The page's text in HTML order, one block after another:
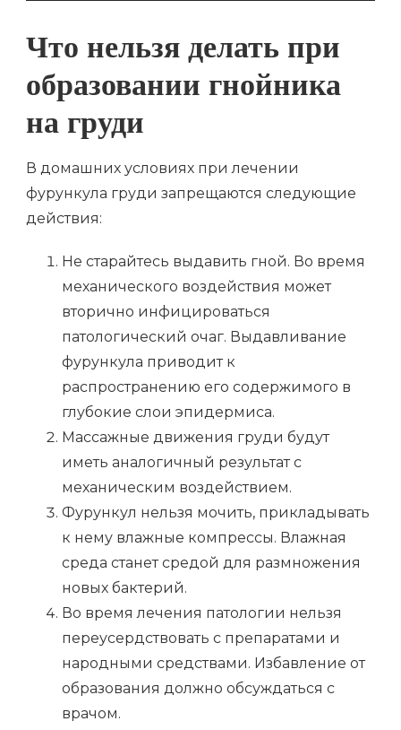
Что нельзя делать при
образовании гнойника
на груди
В домашних условиях при лечении
фурункула груди запрещаются следующие
действия:
Не старайтесь выдавить гной. Во время
механического воздействия может
вторично инфицироваться
патологический очаг. Выдавливание
фурункула приводит к
распространению его содержимого в
глубокие слои эпидермиса.
Массажные движения груди будут
иметь аналогичный результат с
механическим воздействием.
Фурункул нельзя мочить, прикладывать
к нему влажные компрессы. Влажная
среда станет средой для размножения
новых бактерий.
Во время лечения патологии нельзя
переусердствовать с препаратами и
народными средствами. Избавление от
образования должно обсуждаться с
врачом.